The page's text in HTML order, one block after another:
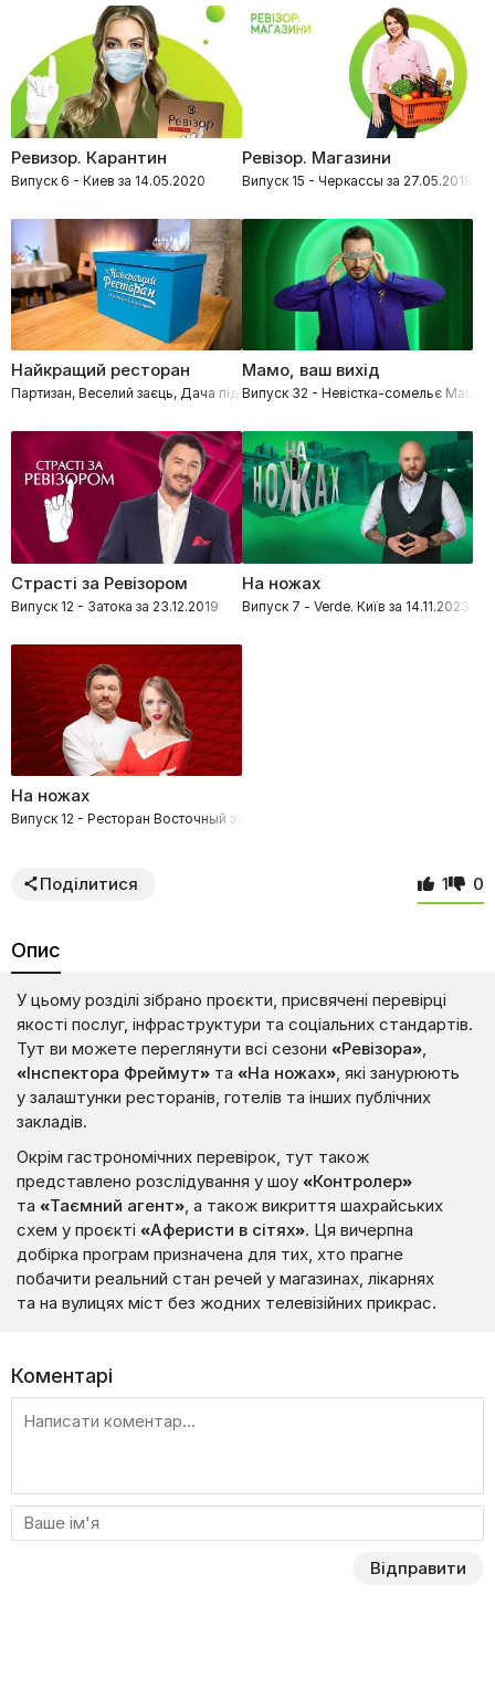
Ревизор. Карантин
Випуск 6 - Киев за 14.05.2020
Ревізор. Магазини
Випуск 15 - Черкассы за 27.05.2019
Найкращий ресторан
Партизан, Веселий заєць, Дача під Києвом
Мамо, ваш вихід
Випуск 32 - Невістка-сомельє Маша
Страсті за Ревізором
Випуск 12 - Затока за 23.12.2019
На ножах
Випуск 7 - Verde. Київ за 14.11.2023
На ножах
Випуск 12 - Ресторан Восточный экспресс в Киеве за 25.04.2017
Поділитися 1 0
Опис
У цьому розділі зібрано проєкти, присвячені перевірці
якості послуг, інфраструктури та соціальних стандартів.
Тут ви можете переглянути всі сезони «Ревізора»,
«Інспектора Фреймут» та «На ножах», які занурюють
у залаштунки ресторанів, готелів та інших публічних
закладів.
Окрім гастрономічних перевірок, тут також
представлено розслідування у шоу «Контролер»
та «Таємний агент», а також викриття шахрайських
схем у проєкті «Аферисти в сітях». Ця вичерпна
добірка програм призначена для тих, хто прагне
побачити реальний стан речей у магазинах, лікарнях
та на вулицях міст без жодних телевізійних прикрас.
Коментарі
Відправити